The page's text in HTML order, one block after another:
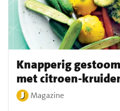
Knapperig
met citroen-
Magazine